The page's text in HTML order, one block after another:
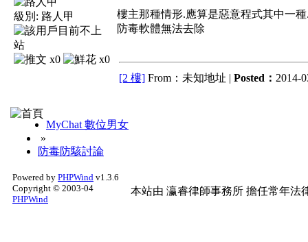
級別: 路人甲
x0 x0
樓主那種情形.應算是惡意程式其中一
防毒軟體無法去除
[2 樓] From：未知地址 | Posted： 2014-
MyChat 數位男女
»
防毒防駭討論
Powered by PHPWind v1.3.6
Copyright © 2003-04
PHPWind
本站由 瀛睿律師事務所 擔任常年法